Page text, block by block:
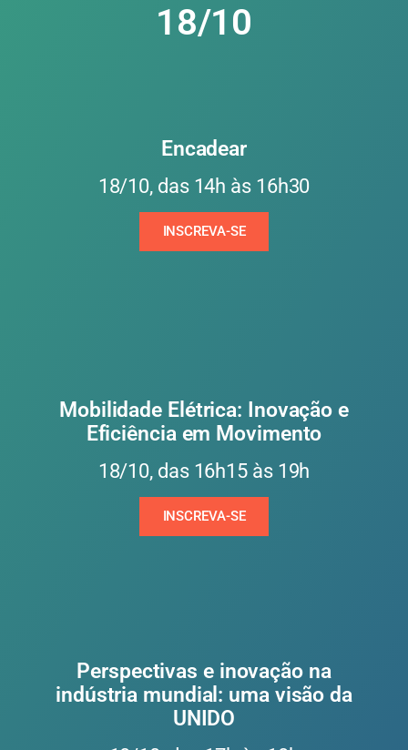
18/10
Encadear
18/10, das 14h às 16h30
INSCREVA-SE
Mobilidade Elétrica: Inovação e
Eficiência em Movimento
18/10, das 16h15 às 19h
INSCREVA-SE
Perspectivas e inovação na
indústria mundial: uma visão da
UNIDO